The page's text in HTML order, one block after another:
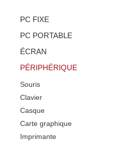
PC FIXE
PC PORTABLE
ÉCRAN
PÉRIPHÉRIQUE
Souris
Clavier
Casque
Carte graphique
Imprimante